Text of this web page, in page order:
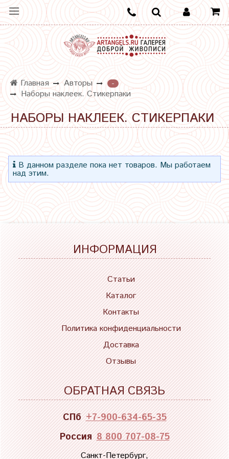
Главная Авторы
-
Наборы наклеек. Стикерпаки
НАБОРЫ НАКЛЕЕК. СТИКЕРПАКИ
В данном разделе пока нет товаров. Мы работаем
над этим.
ИНФОРМАЦИЯ
Статьи
Каталог
Контакты
Политика конфиденциальности
Доставка
Отзывы
ОБРАТНАЯ СВЯЗЬ
СПб +7-900-634-65-35
Россия 8 800 707-08-75
Санкт-Петербург,